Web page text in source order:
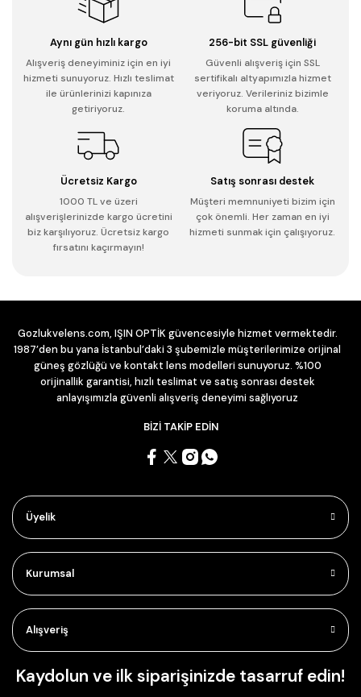
Aynı gün hızlı kargo
Alışveriş deneyiminiz için en iyi
hizmeti sunuyoruz. Hızlı teslimat
ile ürünlerinizi kapınıza
getiriyoruz.
256-bit SSL güvenliği
Güvenli alışveriş için SSL
sertifikalı altyapımızla hizmet
veriyoruz. Verileriniz bizimle
koruma altında.
Ücretsiz Kargo
1000 TL ve üzeri
alışverişlerinizde kargo ücretini
biz karşılıyoruz. Ücretsiz kargo
fırsatını kaçırmayın!
Satış sonrası destek
Müşteri memnuniyeti bizim için
çok önemli. Her zaman en iyi
hizmeti sunmak için çalışıyoruz.
Gozlukvelens.com, IŞIN OPTİK güvencesiyle hizmet vermektedir.
1987’den bu yana İstanbul’daki 3 şubemizle müşterilerimize orijinal
güneş gözlüğü ve kontakt lens modelleri sunuyoruz. %100
orijinallik garantisi, hızlı teslimat ve satış sonrası destek
anlayışımızla güvenli alışveriş deneyimi sağlıyoruz
BİZİ TAKİP EDİN
Üyelik
Kurumsal
Alışveriş
Kaydolun ve ilk siparişinizde tasarruf edin!